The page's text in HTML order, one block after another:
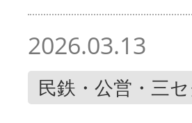
2026.03.13
民鉄・公営・三セ